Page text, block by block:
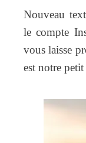
Nouveau
le compte
vous laisse
est notre